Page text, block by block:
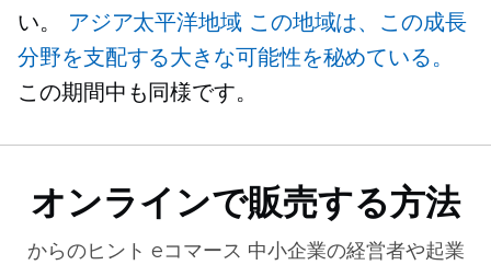
い。
アジア太平洋地域この地域は、この成長
分野を支配する大きな可能性を秘めている。
この期間中も同様です。
オンラインで販売する方法
からのヒント eコマース 中小企業の経営者や起業